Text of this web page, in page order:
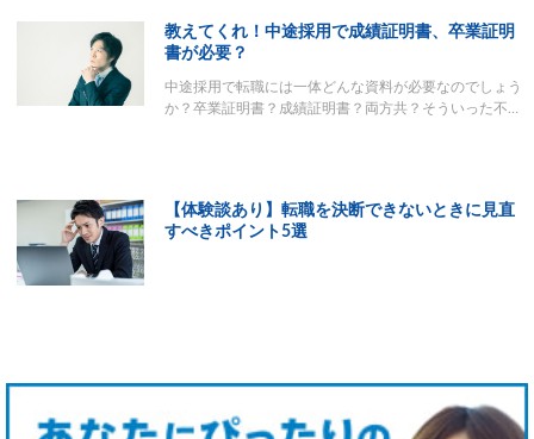
教えてくれ！中途採用で成績証明書、卒業証明
書が必要？
中途採用で転職には一体どんな資料が必要なのでしょう
か？卒業証明書？成績証明書？両方共？そういった不…
【体験談あり】転職を決断できないときに見直
すべきポイント5選